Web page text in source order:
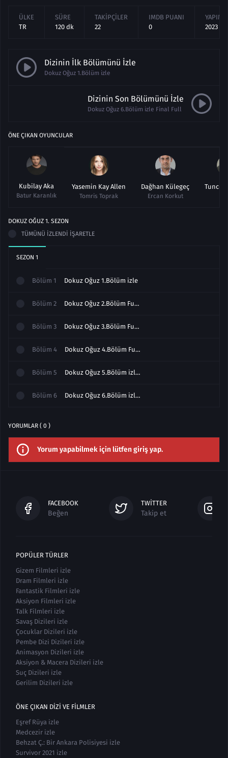
ÜLKE
TR
SÜRE
120 dk
TAKIPÇILER
22
IMDB PUANI
0
YAPIM
2023
Dizinin İlk Bölümünü İzle
Dokuz Oğuz 1.Bölüm izle
Dizinin Son Bölümünü İzle
Dokuz Oğuz 6.Bölüm izle Final Full
ÖNE ÇIKAN OYUNCULAR
Kubilay Aka
Batur Karanlık
Yasemin Kay Allen
Tomris Toprak
Dağhan Külegeç
Ercan Korkut
Tuncer
DOKUZ OĞUZ 1. SEZON
TÜMÜNÜ İZLENDI İŞARETLE
SEZON 1
Bölüm 1 Dokuz Oğuz 1.Bölüm izle
Bölüm 2 Dokuz Oğuz 2.Bölüm Full izle
Bölüm 3 Dokuz Oğuz 3.Bölüm Full izle
Bölüm 4 Dokuz Oğuz 4.Bölüm Full izle
Bölüm 5 Dokuz Oğuz 5.Bölüm izle Full
Bölüm 6 Dokuz Oğuz 6.Bölüm izle Final Full
YORUMLAR ( 0 )
Yorum yapabilmek için lütfen giriş yap.
FACEBOOK
Beğen
TWITTER
Takip et
POPÜLER TÜRLER
Gizem Filmleri izle
Dram Filmleri izle
Fantastik Filmleri izle
Aksiyon Filmleri izle
Talk Filmleri izle
Savaş Dizileri izle
Çocuklar Dizileri izle
Pembe Dizi Dizileri izle
Animasyon Dizileri izle
Aksiyon & Macera Dizileri izle
Suç Dizileri izle
Gerilim Dizileri izle
ÖNE ÇIKAN DIZI VE FILMLER
Eşref Rüya izle
Medcezir izle
Behzat Ç.: Bir Ankara Polisiyesi izle
Survivor 2021 izle